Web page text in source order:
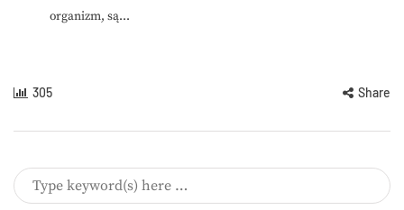
organizm, są...
305 Share